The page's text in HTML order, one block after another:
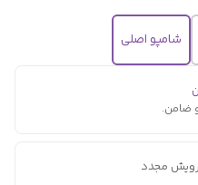
شامپو اصلی
مجدد